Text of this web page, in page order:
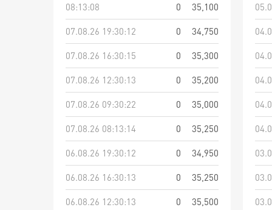
08:13:08
0
35,100
07.08.26 19:30:12
0
34,750
07.08.26 16:30:15
0
35,300
07.08.26 12:30:13
0
35,200
07.08.26 09:30:22
0
35,000
07.08.26 08:13:14
0
35,250
06.08.26 19:30:12
0
34,950
06.08.26 16:30:13
0
35,250
06.08.26 12:30:13
0
35,500